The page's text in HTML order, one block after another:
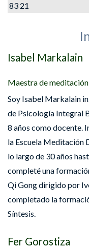
83 21
Isabel Markalain
Maestra de
Soy Isabel Markalain
de Psicología Integral
8 años como docente.
la Escuela Meditación
lo largo de 30 años
completé una
Qi Gong dirigido por
completado la
Síntesis.
Fer Gorostiza